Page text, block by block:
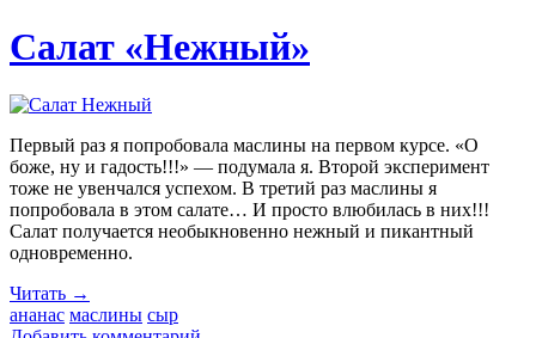
Салат «Нежный»
Первый раз я попробовала маслины на первом курсе. «О
боже, ну и гадость!!!» — подумала я. Второй эксперимент
тоже не увенчался успехом. В третий раз маслины я
попробовала в этом салате… И просто влюбилась в них!!!
Салат получается необыкновенно нежный и пикантный
одновременно.
Читать →
ананас маслины сыр